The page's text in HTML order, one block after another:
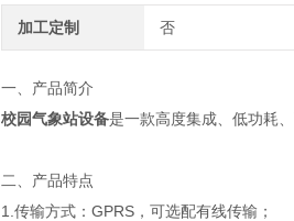
加工定制 否
一、产品简介
校园气象站设备是一款高度集成、低功耗
二、产品特点
1.传输方式：GPRS，可选配有线传输；